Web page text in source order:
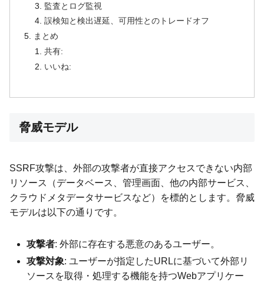
監査とログ監視
誤検知と検出遅延、可用性とのトレードオフ
まとめ
共有:
いいね:
脅威モデル
SSRF攻撃は、外部の攻撃者が直接アクセスできない内部
リソース（データベース、管理画面、他の内部サービス、
クラウドメタデータサービスなど）を標的とします。脅威
モデルは以下の通りです。
攻撃者: 外部に存在する悪意のあるユーザー。
攻撃対象: ユーザーが指定したURLに基づいて外部リ
ソースを取得・処理する機能を持つWebアプリケー